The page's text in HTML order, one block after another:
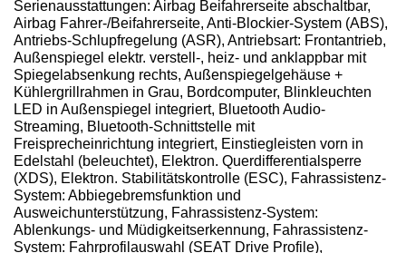
Serienausstattungen: Airbag Beifahrerseite abschaltbar,
Airbag Fahrer-/Beifahrerseite, Anti-Blockier-System (ABS),
Antriebs-Schlupfregelung (ASR), Antriebsart: Frontantrieb,
Außenspiegel elektr. verstell-, heiz- und anklappbar mit
Spiegelabsenkung rechts, Außenspiegelgehäuse +
Kühlergrillrahmen in Grau, Bordcomputer, Blinkleuchten
LED in Außenspiegel integriert, Bluetooth Audio-
Streaming, Bluetooth-Schnittstelle mit
Freisprecheinrichtung integriert, Einstiegleisten vorn in
Edelstahl (beleuchtet), Elektron. Querdifferentialsperre
(XDS), Elektron. Stabilitätskontrolle (ESC), Fahrassistenz-
System: Abbiegebremsfunktion und
Ausweichunterstützung, Fahrassistenz-System:
Ablenkungs- und Müdigkeitserkennung, Fahrassistenz-
System: Fahrprofilauswahl (SEAT Drive Profile),